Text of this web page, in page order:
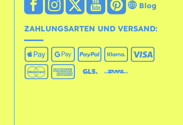
Blog
ZAHLUNGSARTEN UND VERSAND: